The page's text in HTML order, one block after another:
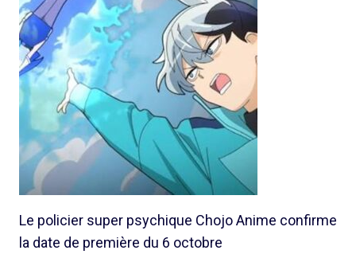
Le policier super psychique Chojo Anime confirme
la date de première du 6 octobre